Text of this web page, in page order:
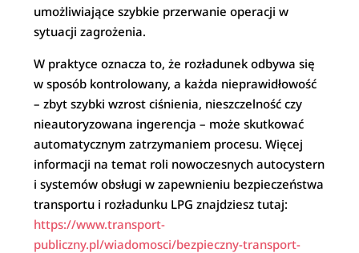
umożliwiające szybkie przerwanie operacji w
sytuacji zagrożenia.
W praktyce oznacza to, że rozładunek odbywa się
w sposób kontrolowany, a każda nieprawidłowość
– zbyt szybki wzrost ciśnienia, nieszczelność czy
nieautoryzowana ingerencja – może skutkować
automatycznym zatrzymaniem procesu. Więcej
informacji na temat roli nowoczesnych autocystern
i systemów obsługi w zapewnieniu bezpieczeństwa
transportu i rozładunku LPG znajdziesz tutaj:
https://www.transport-
publiczny.pl/wiadomosci/bezpieczny-transport-